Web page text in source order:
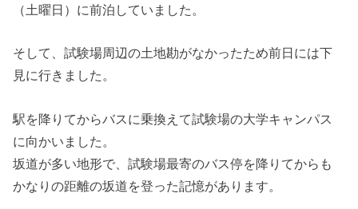
（土曜日）に前泊していました。
そして、試験場周辺の土地勘がなかったため前日には下
見に行きました。
駅を降りてからバスに乗換えて試験場の大学キャンパス
に向かいました。
坂道が多い地形で、試験場最寄のバス停を降りてからも
かなりの距離の坂道を登った記憶があります。